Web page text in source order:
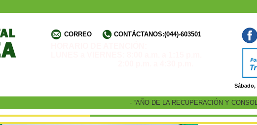
CORREO CONTÁCTANOS:(044)-603501
Sábado,
- “AÑO DE LA RECUPERACIÓN Y